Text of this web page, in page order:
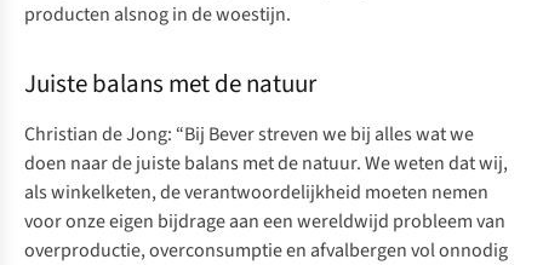
producten alsnog in de woestijn.
Juiste balans met de natuur
Christian de Jong: “Bij Bever streven we bij alles wat we
doen naar de juiste balans met de natuur. We weten dat wij,
als winkelketen, de verantwoordelijkheid moeten nemen
voor onze eigen bijdrage aan een wereldwijd probleem van
overproductie, overconsumptie en afvalbergen vol onnodig